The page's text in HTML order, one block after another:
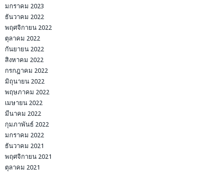
มกราคม 2023
ธันวาคม 2022
พฤศจิกายน 2022
ตุลาคม 2022
กันยายน 2022
สิงหาคม 2022
กรกฎาคม 2022
มิถุนายน 2022
พฤษภาคม 2022
เมษายน 2022
มีนาคม 2022
กุมภาพันธ์ 2022
มกราคม 2022
ธันวาคม 2021
พฤศจิกายน 2021
ตุลาคม 2021